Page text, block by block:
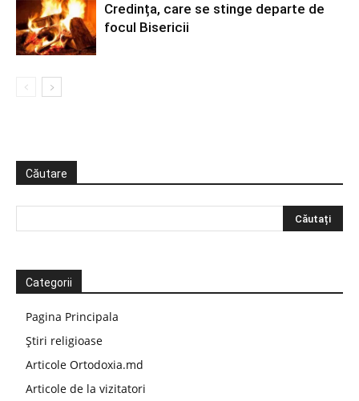
Credința, care se stinge departe de
focul Bisericii
Căutare
Categorii
Pagina Principala
Știri religioase
Articole Ortodoxia.md
Articole de la vizitatori